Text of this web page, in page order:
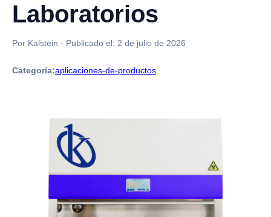
Laboratorios
Por Kalstein · Publicado el: 2 de julio de 2026
Categoría:aplicaciones-de-productos